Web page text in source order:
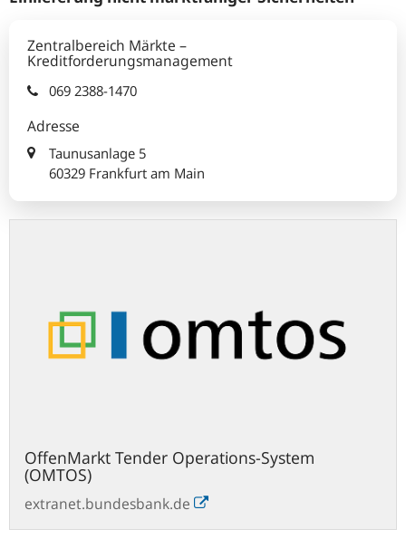
Zentralbereich Märkte –
Kreditforderungsmanagement
069 2388-1470
Adresse
Taunusanlage 5
60329 Frankfurt am Main
OffenMarkt Tender Operations-System
(OMTOS)
extranet.bundesbank.de